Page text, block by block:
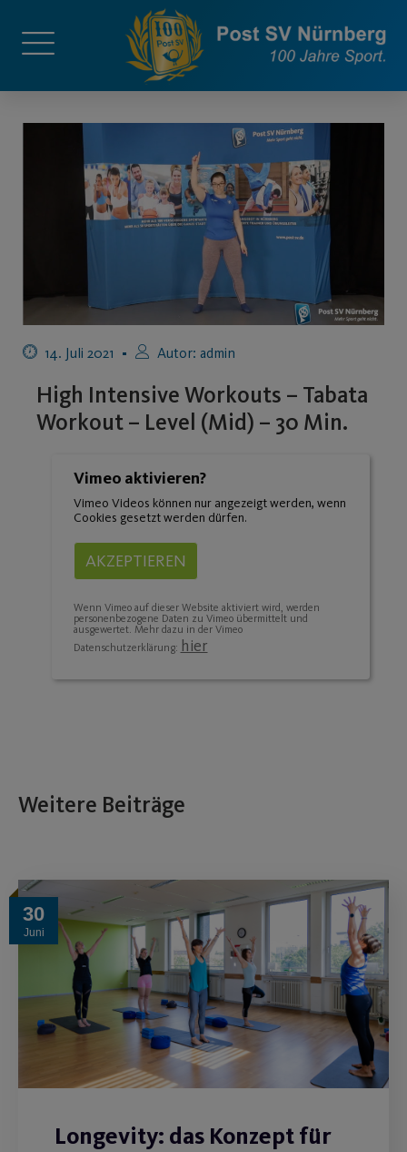
14. Juli 2021 Autor: admin
High Intensive Workouts – Tabata
Workout – Level (Mid) – 30 Min.
Vimeo aktivieren?
Vimeo Videos können nur angezeigt werden, wenn
Cookies gesetzt werden dürfen.
AKZEPTIEREN
Wenn Vimeo auf dieser Website aktiviert wird, werden
personenbezogene Daten zu Vimeo übermittelt und
ausgewertet. Mehr dazu in der Vimeo
Datenschutzerklärung: hier
Weitere Beiträge
30
Juni
Longevity: das Konzept für